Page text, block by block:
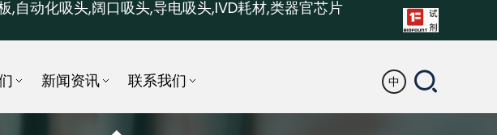
,自动化吸头,阔口吸头,导电吸头,IVD耗材,类器官芯片
新闻资讯 联系我们 中